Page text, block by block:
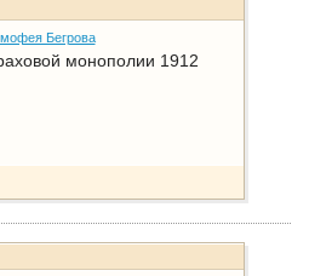
Бегрова
монополии 1912